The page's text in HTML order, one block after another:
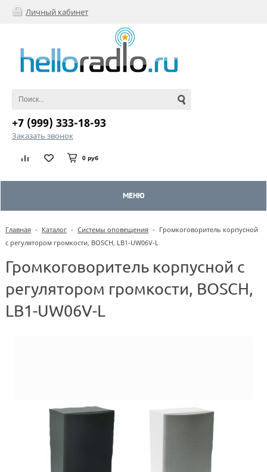
Личный кабинет
+7 (999) 333-18-93
Заказать звонок
0 руб
МЕНЮ
Главная - Каталог - Системы оповещения - Громкоговоритель корпусной
с регулятором громкости, BOSCH, LB1-UW06V-L
Громкоговоритель корпусной с
регулятором громкости, BOSCH,
LB1-UW06V-L